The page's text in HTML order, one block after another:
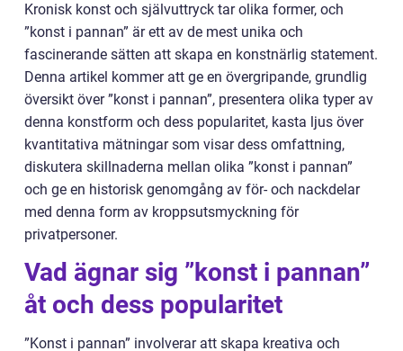
Kronisk konst och självuttryck tar olika former, och
”konst i pannan” är ett av de mest unika och
fascinerande sätten att skapa en konstnärlig statement.
Denna artikel kommer att ge en övergripande, grundlig
översikt över ”konst i pannan”, presentera olika typer av
denna konstform och dess popularitet, kasta ljus över
kvantitativa mätningar som visar dess omfattning,
diskutera skillnaderna mellan olika ”konst i pannan”
och ge en historisk genomgång av för- och nackdelar
med denna form av kroppsutsmyckning för
privatpersoner.
Vad ägnar sig ”konst i pannan”
åt och dess popularitet
”Konst i pannan” involverar att skapa kreativa och